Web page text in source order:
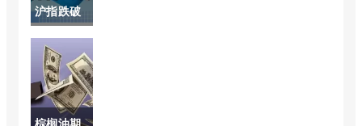
沪指跌破
3000点后
抄底还是
止损(沪指